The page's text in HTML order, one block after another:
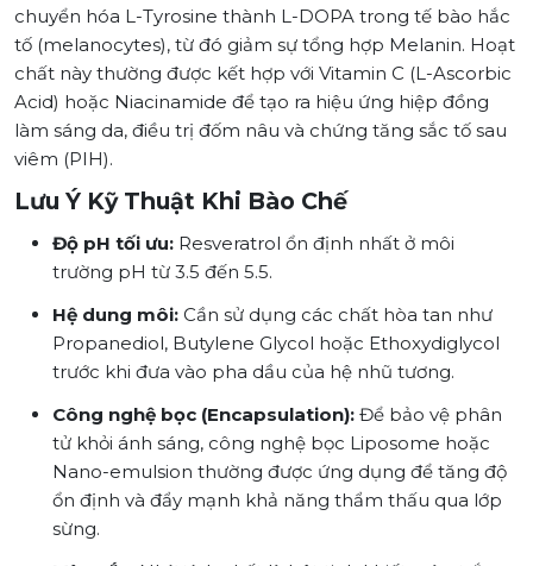
chuyển hóa L-Tyrosine thành L-DOPA trong tế bào hắc
tố (melanocytes), từ đó giảm sự tổng hợp Melanin. Hoạt
chất này thường được kết hợp với Vitamin C (L-Ascorbic
Acid) hoặc Niacinamide để tạo ra hiệu ứng hiệp đồng
làm sáng da, điều trị đốm nâu và chứng tăng sắc tố sau
viêm (PIH).
Lưu Ý Kỹ Thuật Khi Bào Chế
Độ pH tối ưu: Resveratrol ổn định nhất ở môi
trường pH từ 3.5 đến 5.5.
Hệ dung môi: Cần sử dụng các chất hòa tan như
Propanediol, Butylene Glycol hoặc Ethoxydiglycol
trước khi đưa vào pha dầu của hệ nhũ tương.
Công nghệ bọc (Encapsulation): Để bảo vệ phân
tử khỏi ánh sáng, công nghệ bọc Liposome hoặc
Nano-emulsion thường được ứng dụng để tăng độ
ổn định và đẩy mạnh khả năng thẩm thấu qua lớp
sừng.